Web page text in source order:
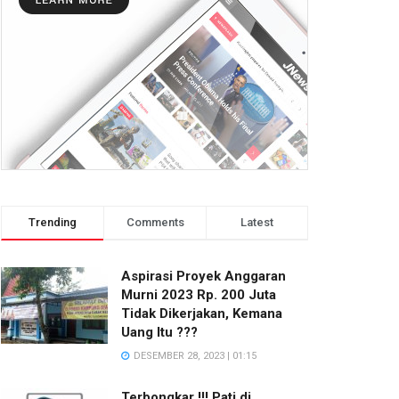
Trending Comments Latest
Aspirasi Proyek Anggaran
Murni 2023 Rp. 200 Juta
Tidak Dikerjakan, Kemana
Uang Itu ???
DESEMBER 28, 2023 | 01:15